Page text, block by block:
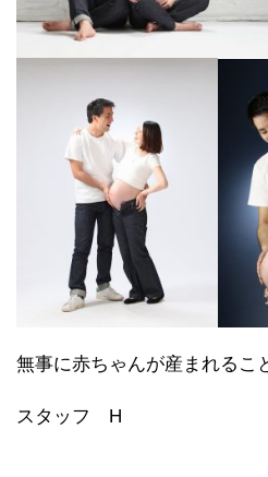
無事に赤ちゃんが産まれるこ
スタッフ H